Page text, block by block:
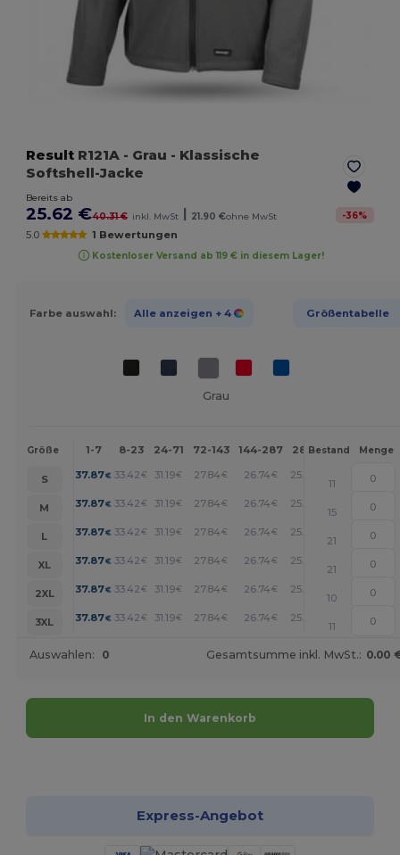
Result R121A - Grau - Klassische
Softshell-Jacke
Bereits ab
25.62 €40.31 € inkl. MwSt | 21.90 €ohne MwSt -36%
5.0 1 Bewertungen
Kostenloser Versand ab 119 € in diesem Lager!
Farbe auswahl: Alle anzeigen + 4 Größentabelle
Grau
Größe 1-7 8-23 24-71 72-143 144-287 288 + Mehr
Bestand Menge
S 37.87€ 33.42 € 31.19€ 27.84 € 26.74€ 25.62
11
M
37.87€ 33.42 € 31.19€ 27.84 € 26.74€ 25.62
15
L
37.87€ 33.42 € 31.19€ 27.84 € 26.74€ 25.62
21
XL
37.87€ 33.42 € 31.19€ 27.84 € 26.74€ 25.62
21
2XL
37.87€ 33.42 € 31.19€ 27.84 € 26.74€ 25.62
10
3XL
37.87€ 33.42 € 31.19€ 27.84 € 26.74€ 25.62
11
Auswahlen: 0 Gesamtsumme inkl. MwSt.: 0.00
In den Warenkorb
Express-Angebot